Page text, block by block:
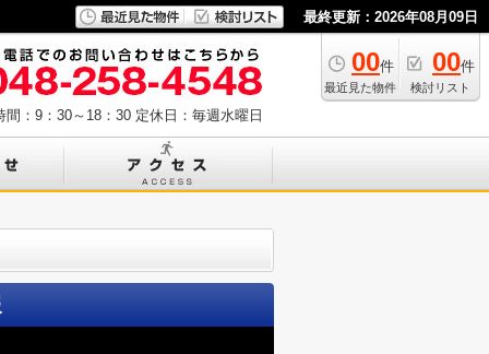
最終更新：2026年08月09日
00件
最近見た物件
00件
検討リスト
間：9：30～18：30 定休日：毎週水曜日